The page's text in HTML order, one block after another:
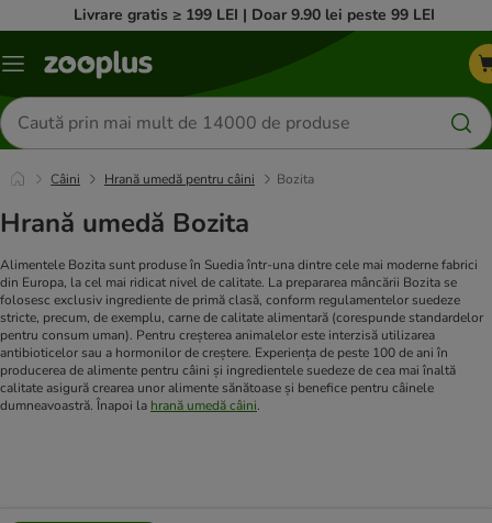
Livrare gratis ≥ 199 LEI | Doar 9.90 lei peste 99 LEI
Categorii
Căutare
produse
Câini Hrană umedă pentru câini Bozita
Hrană umedă Bozita
Alimentele Bozita sunt produse în Suedia într-una dintre cele mai moderne fabrici
din Europa, la cel mai ridicat nivel de calitate. La prepararea mâncării Bozita se
folosesc exclusiv ingrediente de primă clasă, conform regulamentelor suedeze
stricte, precum, de exemplu, carne de calitate alimentară (corespunde standardelor
pentru consum uman). Pentru creșterea animalelor este interzisă utilizarea
antibioticelor sau a hormonilor de creștere. Experiența de peste 100 de ani în
producerea de alimente pentru câini și ingredientele suedeze de cea mai înaltă
calitate asigură crearea unor alimente sănătoase și benefice pentru câinele
dumneavoastră. Înapoi la hrană umedă câini.